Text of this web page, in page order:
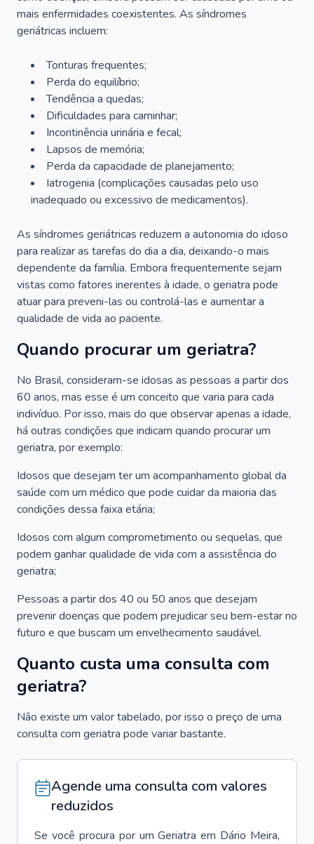
mais enfermidades coexistentes. As síndromes
geriátricas incluem:
Tonturas frequentes;
Perda do equilíbrio;
Tendência a quedas;
Dificuldades para caminhar;
Incontinência urinária e fecal;
Lapsos de memória;
Perda da capacidade de planejamento;
Iatrogenia (complicações causadas pelo uso
inadequado ou excessivo de medicamentos).
As síndromes geriátricas reduzem a autonomia do idoso
para realizar as tarefas do dia a dia, deixando-o mais
dependente da família. Embora frequentemente sejam
vistas como fatores inerentes à idade, o geriatra pode
atuar para preveni-las ou controlá-las e aumentar a
qualidade de vida ao paciente.
Quando procurar um geriatra?
No Brasil, consideram-se idosas as pessoas a partir dos
60 anos, mas esse é um conceito que varia para cada
indivíduo. Por isso, mais do que observar apenas a idade,
há outras condições que indicam quando procurar um
geriatra, por exemplo:
Idosos que desejam ter um acompanhamento global da
saúde com um médico que pode cuidar da maioria das
condições dessa faixa etária;
Idosos com algum comprometimento ou sequelas, que
podem ganhar qualidade de vida com a assistência do
geriatra;
Pessoas a partir dos 40 ou 50 anos que desejam
prevenir doenças que podem prejudicar seu bem-estar no
futuro e que buscam um envelhecimento saudável.
Quanto custa uma consulta com
geriatra?
Não existe um valor tabelado, por isso o preço de uma
consulta com geriatra pode variar bastante.
Agende uma consulta com valores
reduzidos
Se você procura por um Geriatra em Dário Meira,